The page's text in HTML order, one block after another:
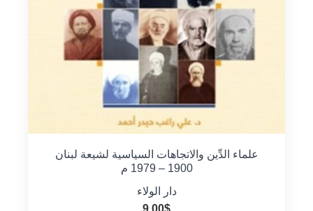
علماء الدِّين والاتجاهات السياسية لشيعة لبنان
1900 – 1979 م
دار الولاء
9.00$